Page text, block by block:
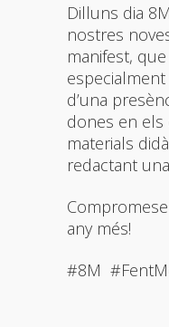
Dilluns dia
nostres
manifest,
d’una
dones en
materials
redactant
any més!
#8M